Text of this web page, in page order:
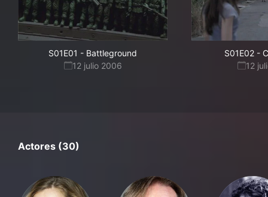
S01E01 - Battleground
12 julio 2006
S01E02 -
12
Actores (30)